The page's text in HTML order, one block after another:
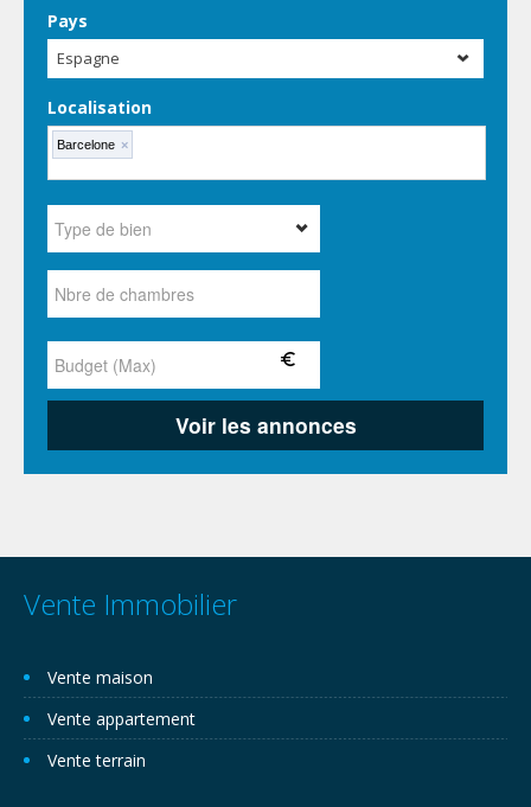
Pays
Espagne
Localisation
Barcelone ×
Vente Immobilier
Vente maison
Vente appartement
Vente terrain